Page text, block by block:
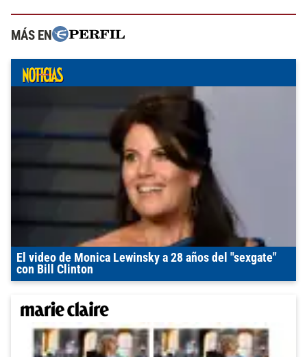
MÁS EN
El video de Monica Lewinsky a 28 años del "sexgate"
con Bill Clinton